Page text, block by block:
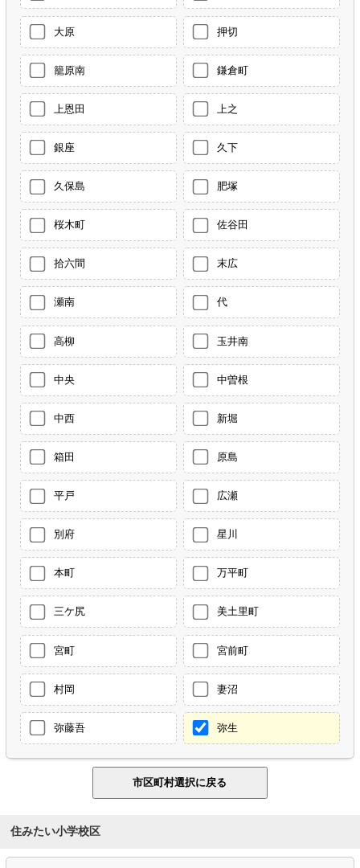
大原 押切
籠原南 鎌倉町
上恩田 上之
銀座 久下
久保島 肥塚
桜木町 佐谷田
拾六間 末広
瀬南 代
高柳 玉井南
中央 中曽根
中西 新堀
箱田 原島
平戸 広瀬
別府 星川
本町 万平町
三ケ尻 美土里町
宮町 宮前町
村岡 妻沼
弥藤吾 弥生
住みたい小学校区